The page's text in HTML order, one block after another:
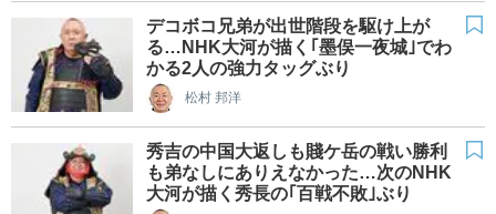
デコボコ兄弟が出世階段を駆け上が
る…NHK大河が描く｢墨俣一夜城｣でわ
かる2人の強力タッグぶり
松村 邦洋
秀吉の中国大返しも賤ケ岳の戦い勝利
も弟なしにありえなかった…次のNHK
大河が描く秀長の｢百戦不敗｣ぶり